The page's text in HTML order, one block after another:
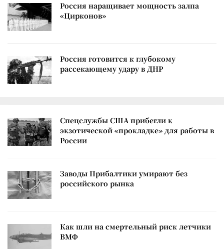
Россия наращивает мощность залпа
«Цирконов»
Россия готовится к глубокому
рассекающему удару в ДНР
Спецслужбы США прибегли к
экзотической «прокладке» для работы в
России
Заводы Прибалтики умирают без
российского рынка
Как шли на смертельный риск летчики
ВМФ